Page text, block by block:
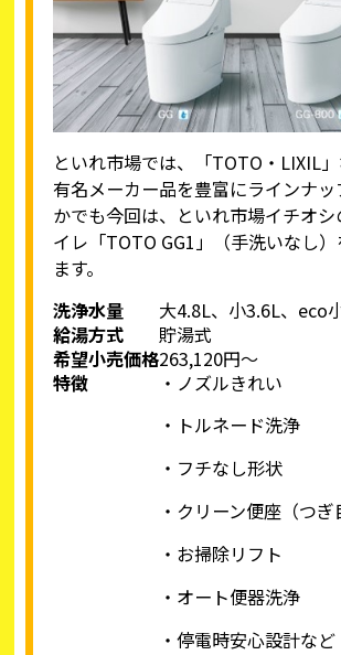
といれ市場では、「TOTO・LIXIL
有名メーカー品を豊富にラインナ
かでも今回は、といれ市場イチオシ
イレ「TOTO GG1」（手洗いなし
ます。
洗浄水量
大4.8L、小3.6L、eco
給湯方式
貯湯式
希望小売価格263,120円～
特徴
・ノズルきれい
・トルネード洗浄
・フチなし形状
・クリーン便座（つぎ
・お掃除リフト
・オート便器洗浄
・停電時安心設計など